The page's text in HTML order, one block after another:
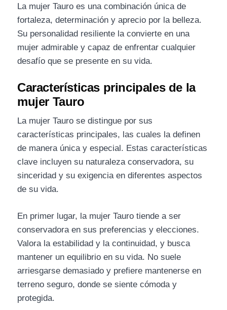
La mujer Tauro es una combinación única de
fortaleza, determinación y aprecio por la belleza.
Su personalidad resiliente la convierte en una
mujer admirable y capaz de enfrentar cualquier
desafío que se presente en su vida.
Características principales de la
mujer Tauro
La mujer Tauro se distingue por sus
características principales, las cuales la definen
de manera única y especial. Estas características
clave incluyen su naturaleza conservadora, su
sinceridad y su exigencia en diferentes aspectos
de su vida.
En primer lugar, la mujer Tauro tiende a ser
conservadora en sus preferencias y elecciones.
Valora la estabilidad y la continuidad, y busca
mantener un equilibrio en su vida. No suele
arriesgarse demasiado y prefiere mantenerse en
terreno seguro, donde se siente cómoda y
protegida.